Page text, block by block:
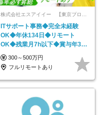
ITサポート事務◆完全未経験
OK◆年休134日◆リモート
OK◆残業月7h以下◆賞与年3回
◆5年目まで必ず昇給
300～500万円
フルリモートあり